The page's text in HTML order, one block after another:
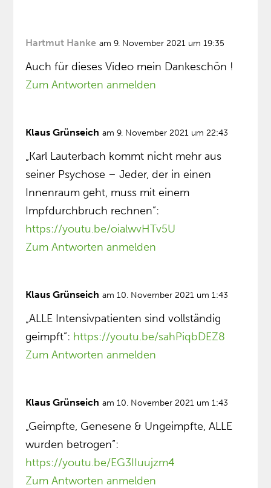
Hartmut Hanke am 9. November 2021 um 19:35
Auch für dieses Video mein Dankeschön !
Zum Antworten anmelden
Klaus Grünseich am 9. November 2021 um 22:43
„Karl Lauterbach kommt nicht mehr aus
seiner Psychose – Jeder, der in einen
Innenraum geht, muss mit einem
Impfdurchbruch rechnen”:
https://youtu.be/oialwvHTv5U
Zum Antworten anmelden
Klaus Grünseich am 10. November 2021 um 1:43
„ALLE Intensivpatienten sind vollständig
geimpft”: https://youtu.be/sahPiqbDEZ8
Zum Antworten anmelden
Klaus Grünseich am 10. November 2021 um 1:43
„Geimpfte, Genesene & Ungeimpfte, ALLE
wurden betrogen”:
https://youtu.be/EG3IIuujzm4
Zum Antworten anmelden